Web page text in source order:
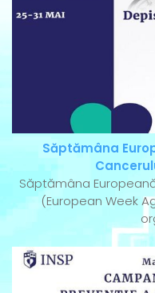
Săptămâna
Săptămâna
(European Week